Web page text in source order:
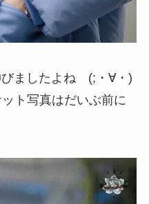
ましたよね (;・∀・)
ト写真はだいぶ前に